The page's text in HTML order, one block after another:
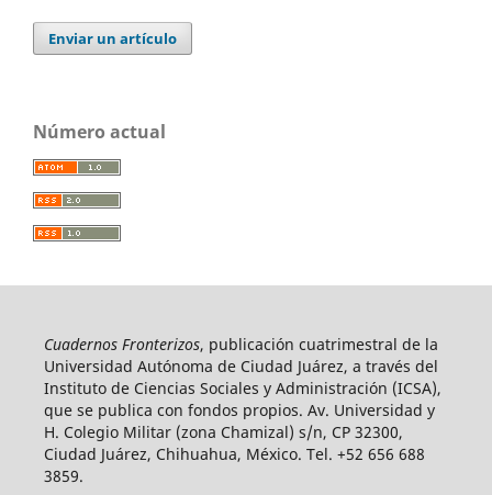
Enviar un artículo
Número actual
Cuadernos Fronterizos, publicación cuatrimestral de la
Universidad Autónoma de Ciudad Juárez, a través del
Instituto de Ciencias Sociales y Administración (ICSA),
que se publica con fondos propios. Av. Universidad y
H. Colegio Militar (zona Chamizal) s/n, CP 32300,
Ciudad Juárez, Chihuahua, México. Tel. +52 656 688
3859.